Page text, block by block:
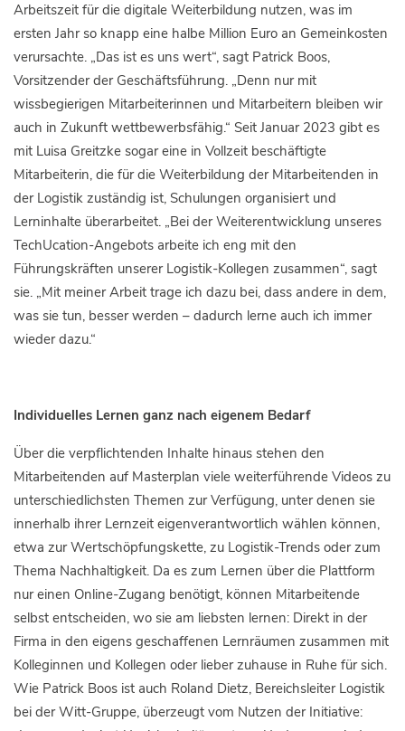
Arbeitszeit für die digitale Weiterbildung nutzen, was im
ersten Jahr so knapp eine halbe Million Euro an Gemeinkosten
verursachte. „Das ist es uns wert“, sagt Patrick Boos,
Vorsitzender der Geschäftsführung. „Denn nur mit
wissbegierigen Mitarbeiterinnen und Mitarbeitern bleiben wir
auch in Zukunft wettbewerbsfähig.“ Seit Januar 2023 gibt es
mit Luisa Greitzke sogar eine in Vollzeit beschäftigte
Mitarbeiterin, die für die Weiterbildung der Mitarbeitenden in
der Logistik zuständig ist, Schulungen organisiert und
Lerninhalte überarbeitet. „Bei der Weiterentwicklung unseres
TechUcation-Angebots arbeite ich eng mit den
Führungskräften unserer Logistik-Kollegen zusammen“, sagt
sie. „Mit meiner Arbeit trage ich dazu bei, dass andere in dem,
was sie tun, besser werden – dadurch lerne auch ich immer
wieder dazu.“
Individuelles Lernen ganz nach eigenem Bedarf
Über die verpflichtenden Inhalte hinaus stehen den
Mitarbeitenden auf Masterplan viele weiterführende Videos zu
unterschiedlichsten Themen zur Verfügung, unter denen sie
innerhalb ihrer Lernzeit eigenverantwortlich wählen können,
etwa zur Wertschöpfungskette, zu Logistik-Trends oder zum
Thema Nachhaltigkeit. Da es zum Lernen über die Plattform
nur einen Online-Zugang benötigt, können Mitarbeitende
selbst entscheiden, wo sie am liebsten lernen: Direkt in der
Firma in den eigens geschaffenen Lernräumen zusammen mit
Kolleginnen und Kollegen oder lieber zuhause in Ruhe für sich.
Wie Patrick Boos ist auch Roland Dietz, Bereichsleiter Logistik
bei der Witt-Gruppe, überzeugt vom Nutzen der Initiative: